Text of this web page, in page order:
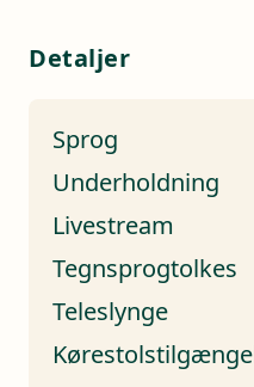
Detaljer
Sprog
Underholdning
Livestream
Tegnsprogtolkes
Teleslynge